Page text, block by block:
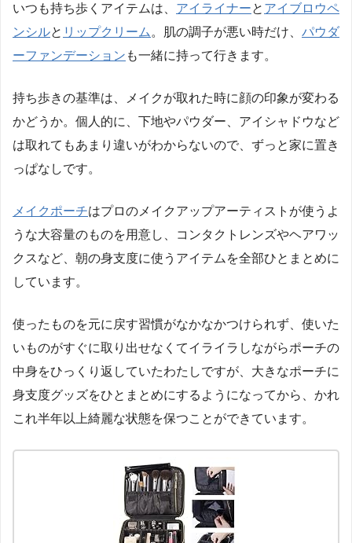
いつも持ち歩くアイテムは、 アイライナーと アイブロウペ
ンシルと リップクリーム 。肌の調子が悪い時だけ、 パウダ
ーファンデーション も一緒に持って行きます。
持ち歩きの基準は、メイクが取れた時に顔の印象が変わる
かどうか。個人的に、下地やパウダー、アイシャドウなど
は取れてもあまり違いがわからないので、ずっと家に置き
っぱなしです。
メイクポーチはプロのメイクアップアーティストが使うよ
うな大容量のものを用意し、コンタクトレンズやヘアワッ
クスなど、朝の身支度に使うアイテムを全部ひとまとめに
しています。
使ったものを元に戻す習慣がなかなかつけられず、使いた
いものがすぐに取り出せなくてイライラしながらポーチの
中身をひっくり返していたわたしですが、大きなポーチに
身支度グッズをひとまとめにするようになってから、かれ
これ半年以上綺麗な状態を保つことができています。